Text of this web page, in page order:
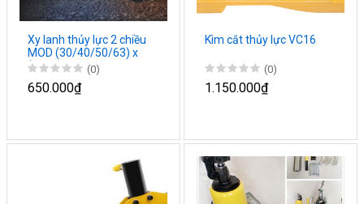
Xy lanh thủy lực 2 chiều
MOD (30/40/50/63) x
(50/100/150 / 200
(0)
650.000₫
Kìm cắt thủy lực VC16
(0)
1.150.000₫